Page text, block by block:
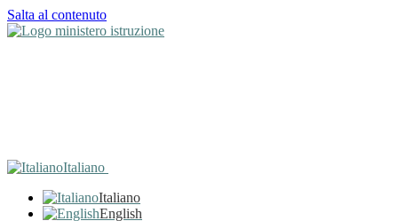
Salta al contenuto
Italiano
Italiano
English